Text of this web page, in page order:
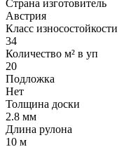
Страна изготовитель
Австрия
Класс износостойкости
34
Количество м² в уп
20
Подложка
Нет
Толщина доски
2.8 мм
Длина рулона
10 м